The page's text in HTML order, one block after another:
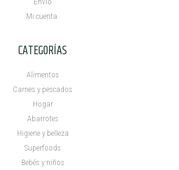
Mi cuenta ​
CATEGORÍAS
Alimentos
Carnes y pescados
Hogar
Abarrotes
Higiene y belleza
Superfoods
Bebés y niños